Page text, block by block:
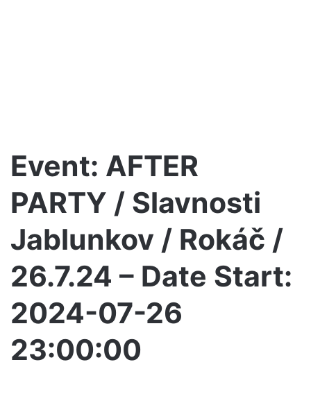
Event: AFTER
PARTY / Slavnosti
Jablunkov / Rokáč /
26.7.24 – Date Start:
2024-07-26
23:00:00